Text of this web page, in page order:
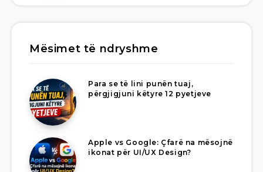
Mësimet të ndryshme
Para se të lini punën tuaj,
përgjigjuni këtyre 12 pyetjeve
Apple vs Google: Çfarë na mësojnë
ikonat për UI/UX Design?